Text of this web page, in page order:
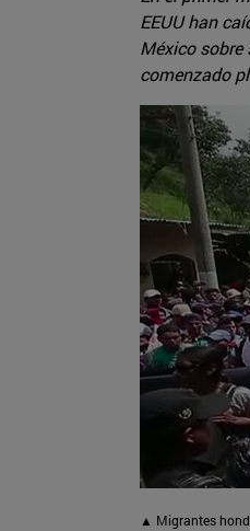
EEUU han
México sobre
comenzado
▲ Migrantes